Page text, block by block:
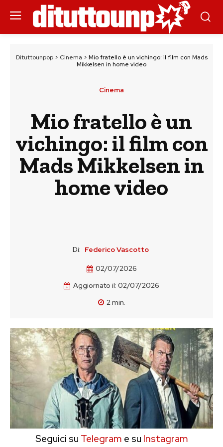
Dituttounpop> Cinema > Mio fratello è un vichingo: il film con Mads
Mikkelsen in home video
Cinema
Mio fratello è un
vichingo: il film con
Mads Mikkelsen in
home video
Di: Federico Vascotto
02/07/2026
Aggiornato il: 02/07/2026
2min.
Seguici su Telegram e su Instagram